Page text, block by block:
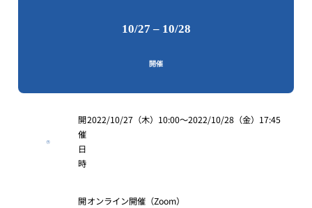
10/27 – 10/28
開催
開
催
日
時
2022/10/27（木）10:00～2022/10/28（金）17:45
開オンライン開催（Zoom）